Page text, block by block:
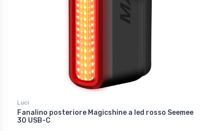
Luci
Fanalino posteriore Magicshine a led rosso Seemee
30 USB-C